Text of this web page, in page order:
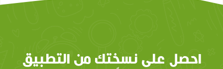
احصل على نسختك من التطبيق